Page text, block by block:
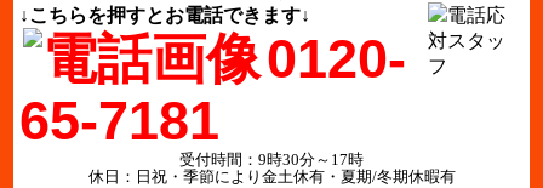
↓こちらを押すとお電話できます↓
0120-
65-7181
受付時間：9時30分～17時
休日：日祝・季節により金土休有・夏期/冬期休暇有